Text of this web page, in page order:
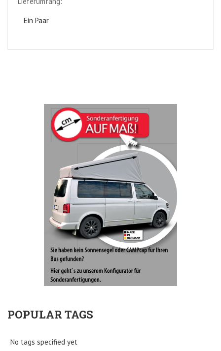
Ein Paar
POPULAR TAGS
No tags specified yet